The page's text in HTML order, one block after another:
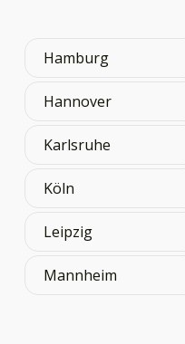
Hamburg
Hannover
Karlsruhe
Köln
Leipzig
Mannheim